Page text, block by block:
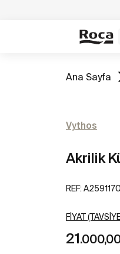
Tüm
Ana Sayfa
Vythos
Akrilik
REF:
FIYAT
21